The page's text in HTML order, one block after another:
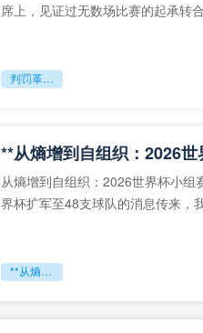
席上，见证过无数场比赛的起承转
判罚革命：VAR如何改写世界杯的规则与秩序
从熵增到自组织：2026世界杯小
界杯扩军至48支球队的消息传来，
**从熵增到自组织：2026世界杯小组赛战术系统的演化密码**